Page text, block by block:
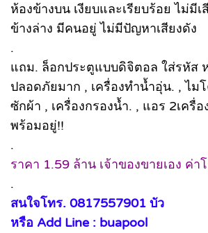
ห้องข้างบน เงียบและเรียบร้อย ไม่มีเ
ข้างล่าง มีคนอยู่ ไม่มีปัญหาเสียงดัง
.
แถม. ล็อกประตูแบบดิจิตอล ใส่รหัส
ปลอดภัยมาก , เครื่องทำน้ำอุ่น. , ไมโ
ซักผ้า , เครื่องกรองน้ำ. , แอร 2เครื่อ
พร้อมอยู่!!
.
ราคา 1.59 ล้าน เจ้าของขายเอง ค่า
.
สนใจโทร. 0817557901 บัว
หรือ Add Line : buapool